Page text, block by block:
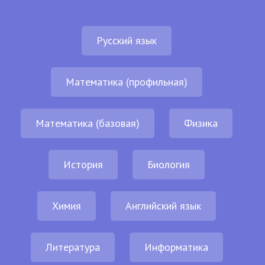
Русский язык
Математика (профильная)
Математика (базовая) Физика
История Биология
Химия Английский язык
Литература Информатика